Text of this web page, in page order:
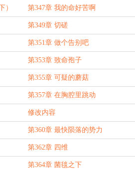
） 第347章 我的命好苦啊
第349章 切磋
第351章 做个告别吧
第353章 致命孢子
第355章 可疑的蘑菇
第357章 在胸腔里跳动
修改内容
第360章 最快陨落的势力
第362章 四维
第364章 菌毯之下